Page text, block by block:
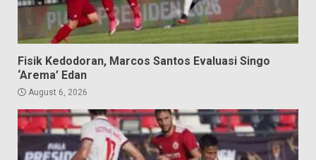
Fisik Kedodoran, Marcos Santos Evaluasi Singo
‘Arema’ Edan
August 6, 2026